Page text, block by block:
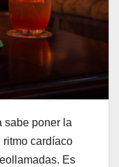
sabe poner la
ritmo cardíaco
Es